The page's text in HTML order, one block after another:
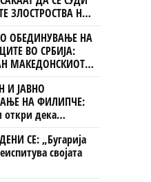
ЗЛОСТРОСТВА НА
ОБЕДИНУВАЊЕ НА
ВО СРБИЈА:
МАКЕДОНСКИОТ
СОЈУЗ
И ЈАВНО
НА ФИЛИПЧЕ:
дека
нема од
за кеш
СЕ: „Бугарија
својата